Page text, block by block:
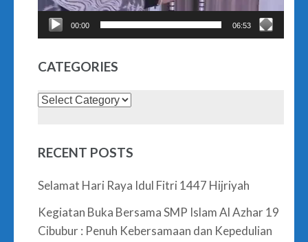
00:00 06:53
CATEGORIES
Categories
RECENT POSTS
Selamat Hari Raya Idul Fitri 1447 Hijriyah
Kegiatan Buka Bersama SMP Islam Al Azhar 19
Cibubur : Penuh Kebersamaan dan Kepedulian